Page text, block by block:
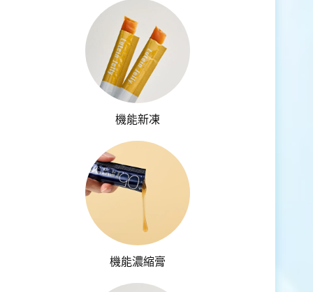
機能新凍
機能濃縮膏